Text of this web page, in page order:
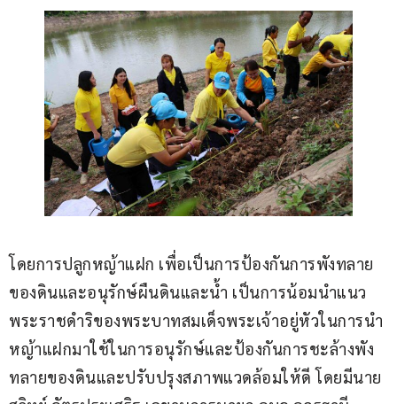
โดยการปลูกหญ้าแฝก เพื่อเป็นการป้องกันการพังทลาย
ของดินและอนุรักษ์ผืนดินและน้ำ เป็นการน้อมนำแนว
พระราชดำริของพระบาทสมเด็จพระเจ้าอยู่หัวในการนำ
หญ้าแฝกมาใช้ในการอนุรักษ์และป้องกันการชะล้างพัง
ทลายของดินและปรับปรุงสภาพแวดล้อมให้ดี โดยมีนาย